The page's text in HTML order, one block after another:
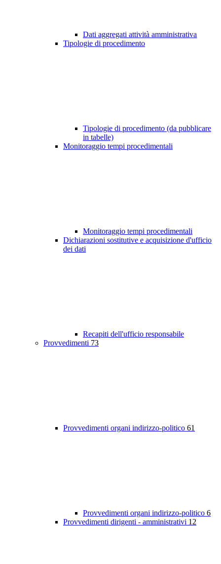
Dati aggregati attività amministrativa
Tipologie di procedimento
Tipologie di procedimento (da pubblicare
in tabelle)
Monitoraggio tempi procedimentali
Monitoraggio tempi procedimentali
Dichiarazioni sostitutive e acquisizione d'ufficio
dei dati
Recapiti dell'ufficio responsabile
Provvedimenti 73
Provvedimenti organi indirizzo-politico 61
Provvedimenti organi indirizzo-politico 6
Provvedimenti dirigenti - amministrativi 12